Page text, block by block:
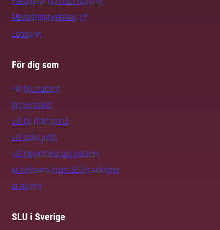
Medarbetarwebben
Logga in
För dig som
vill bli student
är journalist
vill bli doktorand
vill söka jobb
vill rapportera om naturen
är verksam inom SLU:s sektorer
är alumn
SLU i Sverige